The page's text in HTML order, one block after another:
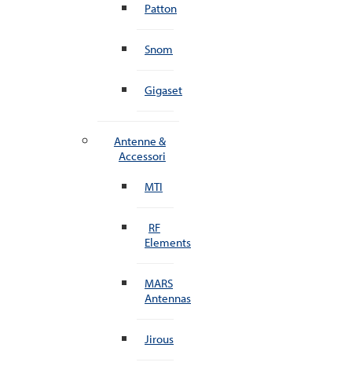
Patton
Snom
Gigaset
Antenne &
Accessori
MTI
RF
Elements
MARS
Antennas
Jirous